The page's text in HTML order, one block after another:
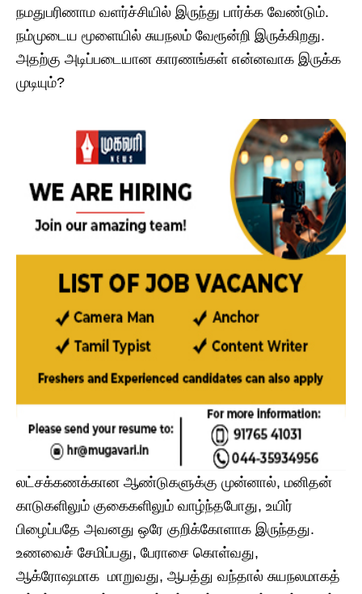
நமது​பரிணாம வளர்ச்சியில் இருந்து பார்க்க வேண்டும். ​
நம்முடைய மூளையில் சுயநலம் வேரூன்றி இருக்கிறது.
அதற்கு அடிப்படையான காரணங்கள் என்னவாக இருக்க
முடியும்?
லட்சக்கணக்கான ஆண்டுகளுக்கு முன்னால், மனிதன்
காடுகளிலும் குகைகளிலும் வாழ்ந்தபோது, உயிர்
பிழைப்பதே அவனது ஒரே குறிக்கோளாக இருந்தது.
உணவைச் சேமிப்பது, பேராசை கொள்வது,
ஆக்ரோஷமாக மாறுவது, ஆபத்து வந்தால் சுயநலமாகத்